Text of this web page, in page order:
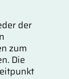
der
zum
Die